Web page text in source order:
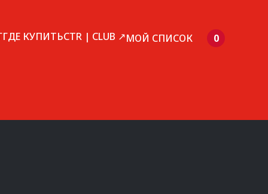
ГДЕ КУПИТЬCTR | CLUB ↗МОЙ СПИСОК 0